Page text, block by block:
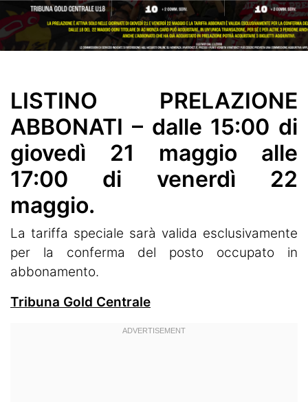
LISTINO PRELAZIONE
ABBONATI – dalle 15:00 di
giovedì 21 maggio alle
17:00 di venerdì 22
maggio.
La tariffa speciale sarà valida esclusivamente
per la conferma del posto occupato in
abbonamento.
Tribuna Gold Centrale